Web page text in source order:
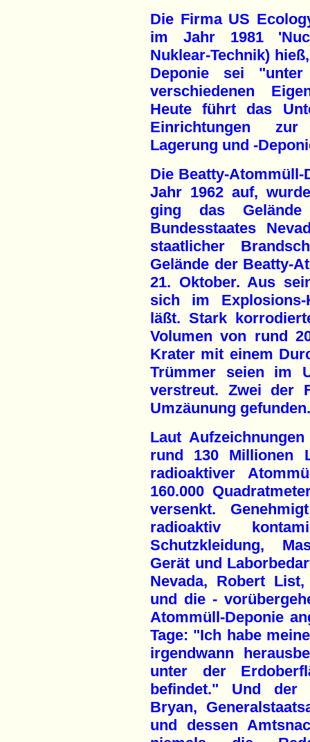
Die Firma US
im Jahr 1981
Nuklear-Technik)
Deponie sei "unter
verschiedenen
Heute führt das
Einrichtungen zur
Lagerung und -
Die Beatty-
Jahr 1962 auf,
ging das
Bundesstaates
staatlicher
Gelände der Beatty-
21. Oktober. Aus
sich im Explosions-
läßt. Stark
Volumen von rund
Krater mit einem
Trümmer seien im
verstreut. Zwei der
Umzäunung gefunden.
Laut
rund 130 Millionen
radioaktiver
160.000
versenkt.
radioaktiv
Schutzkleidung,
Gerät und
Nevada, Robert
und die -
Atommüll-Deponie
Tage: "Ich habe
irgendwann
unter der
befindet." Und der
Bryan,
und dessen